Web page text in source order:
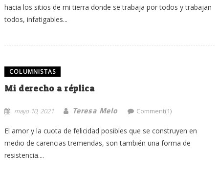
hacia los sitios de mi tierra donde se trabaja por todos y trabajan
todos, infatigables...
COLUMNISTAS
Mi derecho a réplica
mayo 10, 2021 Teresa Melo Comment(1)
El amor y la cuota de felicidad posibles que se construyen en
medio de carencias tremendas, son también una forma de
resistencia....